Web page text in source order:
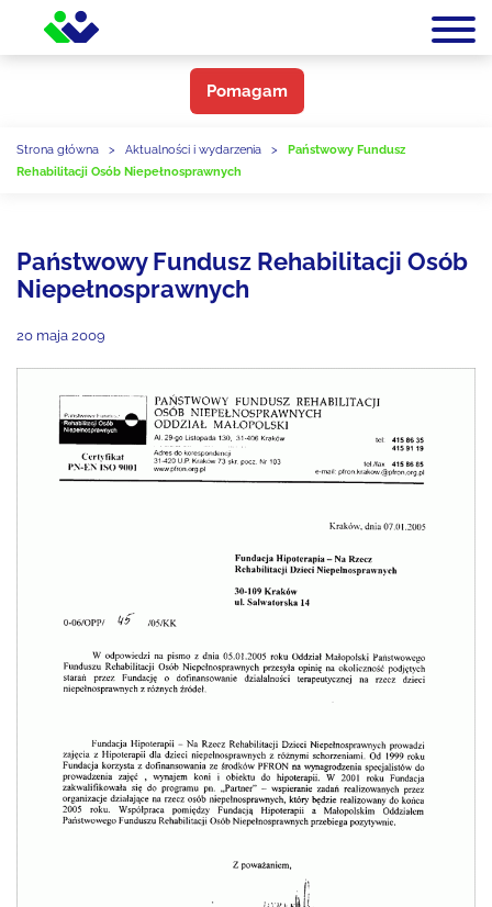
Pomagam
Strona główna > Aktualności i wydarzenia >
Państwowy Fundusz
Rehabilitacji Osób Niepełnosprawnych
Państwowy Fundusz Rehabilitacji Osób
Niepełnosprawnych
20 maja 2009